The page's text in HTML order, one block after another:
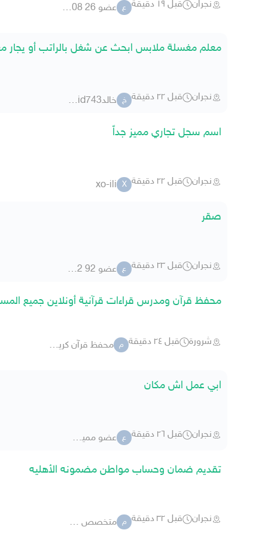
نجران قبل ١٩ دقيقة ع عضو 26 8379708
معلم مغسلة ملابس ابحث عن شغل بالراتب أو يجار
نجران قبل ٢٢ دقيقة خ خالدkhalid743
اسم سجل تجاري مميز جداً
نجران قبل ٢٢ دقيقة X
xo-ili
صقر
نجران قبل ٢٣ دقيقة ع عضو 92 8102
محفظ قرآن ومدرس قراءات قرآنية أونلاين جميع
شرورة قبل ٢٤ دقيقة م محفظ قرآن كريم بالقراءات
ابي عمل اش مكان
نجران قبل ٢٦ دقيقة ع عضو مميز55
تقديم ضمان وحساب مواطن مضمونه الأهليه
نجران قبل ٣٢ دقيقة م متخصص ضمان 1